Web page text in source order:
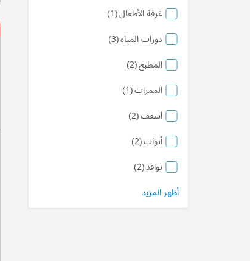
غرفة الأطفال 1منتج
دورات المياه 3منتج
المطبخ 2منتج
الممرات 1منتج
أسقف 2منتج
أبواب 2منتج
نوافذ 2منتج
أظهر المزيد